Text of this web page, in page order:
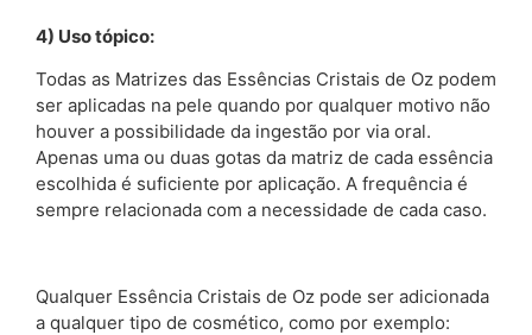
4) Uso tópico:
Todas as Matrizes das Essências Cristais de Oz podem
ser aplicadas na pele quando por qualquer motivo não
houver a possibilidade da ingestão por via oral.
Apenas uma ou duas gotas da matriz de cada essência
escolhida é suficiente por aplicação. A frequência é
sempre relacionada com a necessidade de cada caso.
Qualquer Essência Cristais de Oz pode ser adicionada
a qualquer tipo de cosmético, como por exemplo: